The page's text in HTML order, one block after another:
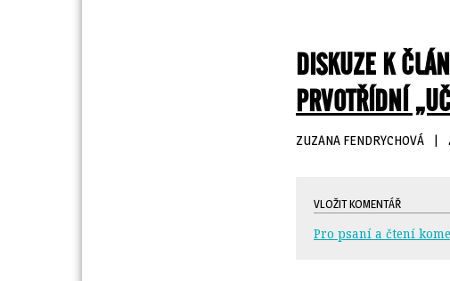
DISKUZE K
PRVOTŘÍDNÍ
ZUZANA FENDRYCHOVÁ |
VLOŽIT KOMENTÁŘ
Pro psaní a čtení